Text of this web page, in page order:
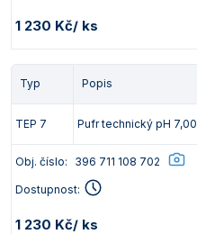
1 230 Kč/ ks
Typ Popis
TEP 7 Pufr technický pH 7,00
Obj. číslo: 396 711 108 702
Dostupnost:
1 230 Kč/ ks